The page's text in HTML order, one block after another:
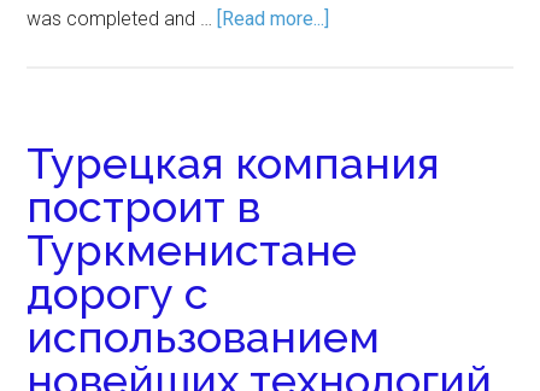
was completed and … [Read more...]
Турецкая компания
построит в
Туркменистане
дорогу с
использованием
новейших технологий